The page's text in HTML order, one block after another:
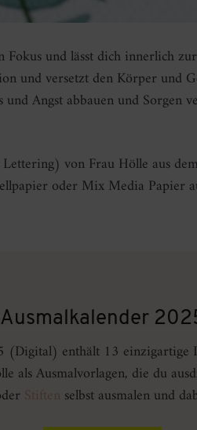
und lässt dich innerlich
und versetzt den Körper und
Angst abbauen und Sorgen
von Frau Hölle aus dem
oder Mix Media Papier
Ausmalkalender
(Digital) enthält 13 einzigartige
als Ausmalvorlagen, die du
Stiften selbst ausmalen und